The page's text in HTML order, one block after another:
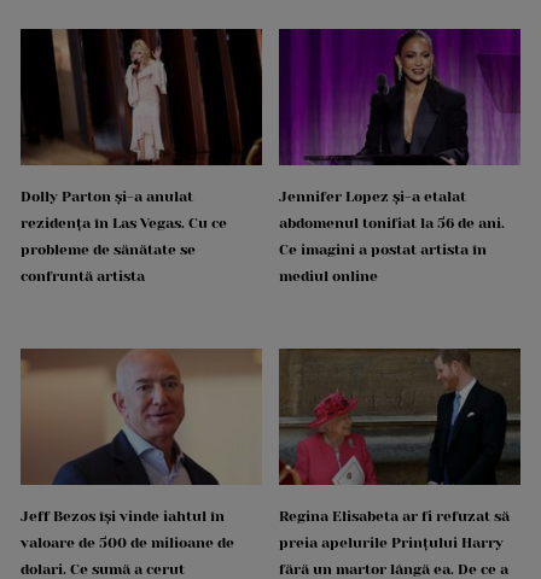
Dolly Parton și-a anulat
rezidența în Las Vegas. Cu ce
probleme de sănătate se
confruntă artista
Jennifer Lopez și-a etalat
abdomenul tonifiat la 56 de ani.
Ce imagini a postat artista în
mediul online
Jeff Bezos își vinde iahtul în
valoare de 500 de milioane de
dolari. Ce sumă a cerut
Regina Elisabeta ar fi refuzat să
preia apelurile Prințului Harry
fără un martor lângă ea. De ce a